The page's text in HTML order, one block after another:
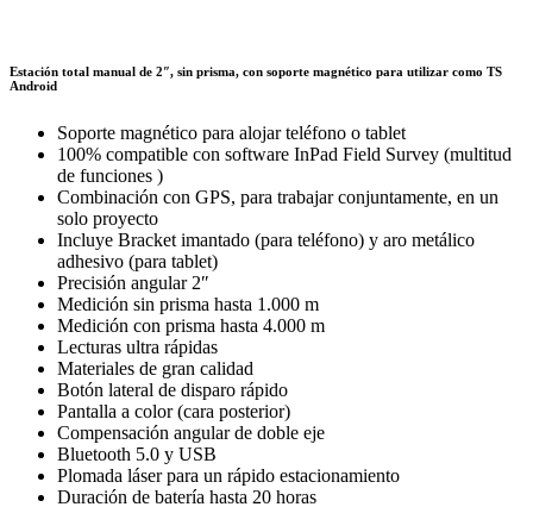
Estación total manual de 2″, sin prisma, con soporte magnético para utilizar como TS
Android
Soporte magnético para alojar teléfono o tablet
100% compatible con software InPad Field Survey (multitud
de funciones )
Combinación con GPS, para trabajar conjuntamente, en un
solo proyecto
Incluye Bracket imantado (para teléfono) y aro metálico
adhesivo (para tablet)
Precisión angular 2″
Medición sin prisma hasta 1.000 m
Medición con prisma hasta 4.000 m
Lecturas ultra rápidas
Materiales de gran calidad
Botón lateral de disparo rápido
Pantalla a color (cara posterior)
Compensación angular de doble eje
Bluetooth 5.0 y USB
Plomada láser para un rápido estacionamiento
Duración de batería hasta 20 horas